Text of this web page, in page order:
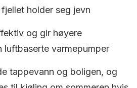
holder seg jevn
og gir høyere
luftbaserte varmepumper
tappevann og boligen, og